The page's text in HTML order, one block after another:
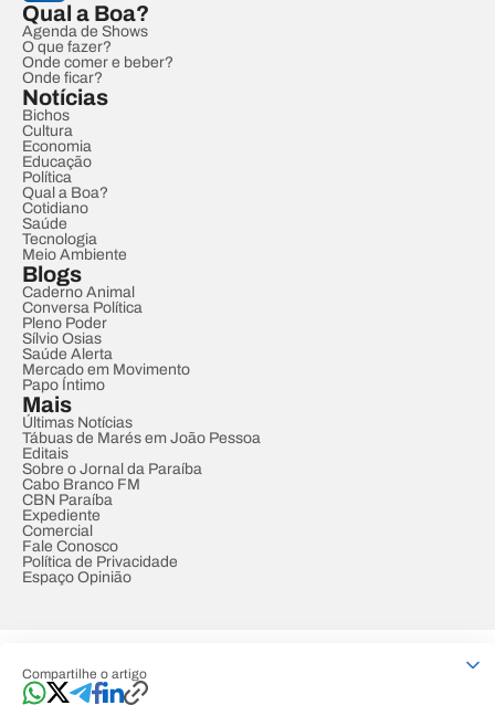
Compartilhe o artigo
Qual a Boa?
Agenda de Shows
O que fazer?
Onde comer e beber?
Onde ficar?
Notícias
Bichos
Cultura
Economia
Educação
Política
Qual a Boa?
Cotidiano
Saúde
Tecnologia
Meio Ambiente
Blogs
Caderno Animal
Conversa Política
Pleno Poder
Sílvio Osias
Saúde Alerta
Mercado em Movimento
Papo Íntimo
Mais
Últimas Notícias
Tábuas de Marés em João Pessoa
Editais
Sobre o Jornal da Paraíba
Cabo Branco FM
CBN Paraíba
Expediente
Comercial
Fale Conosco
Política de Privacidade
Espaço Opinião
Developed by Designed by